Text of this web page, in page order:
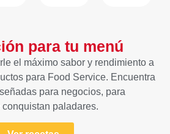
para tu menú
el máximo sabor y rendimiento a
para Food Service. Encuentra
para negocios, para
paladares.